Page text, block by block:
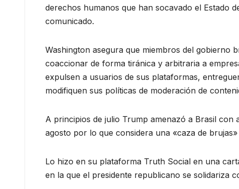
derechos humanos que han socavado el Estado
comunicado.
Washington asegura que miembros del gobierno
coaccionar de forma tiránica y arbitraria a
expulsen a usuarios de sus plataformas,
modifiquen sus políticas de moderación de
A principios de julio Trump amenazó a Brasil con
agosto por lo que considera una «caza de
Lo hizo en su plataforma Truth Social en una
en la que el presidente republicano se solidariza